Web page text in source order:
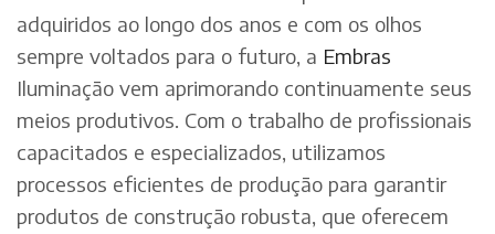
adquiridos ao longo dos anos e com os olhos
sempre voltados para o futuro, a Embras
Iluminação vem aprimorando continuamente seus
meios produtivos. Com o trabalho de profissionais
capacitados e especializados, utilizamos
processos eficientes de produção para garantir
produtos de construção robusta, que oferecem